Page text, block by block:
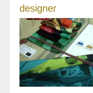
designer